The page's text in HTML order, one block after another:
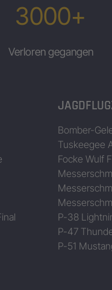
3000+
Verloren gegangen
Bomber-
Tuskeegee
Focke Wulf
P-38
P-47
P-51